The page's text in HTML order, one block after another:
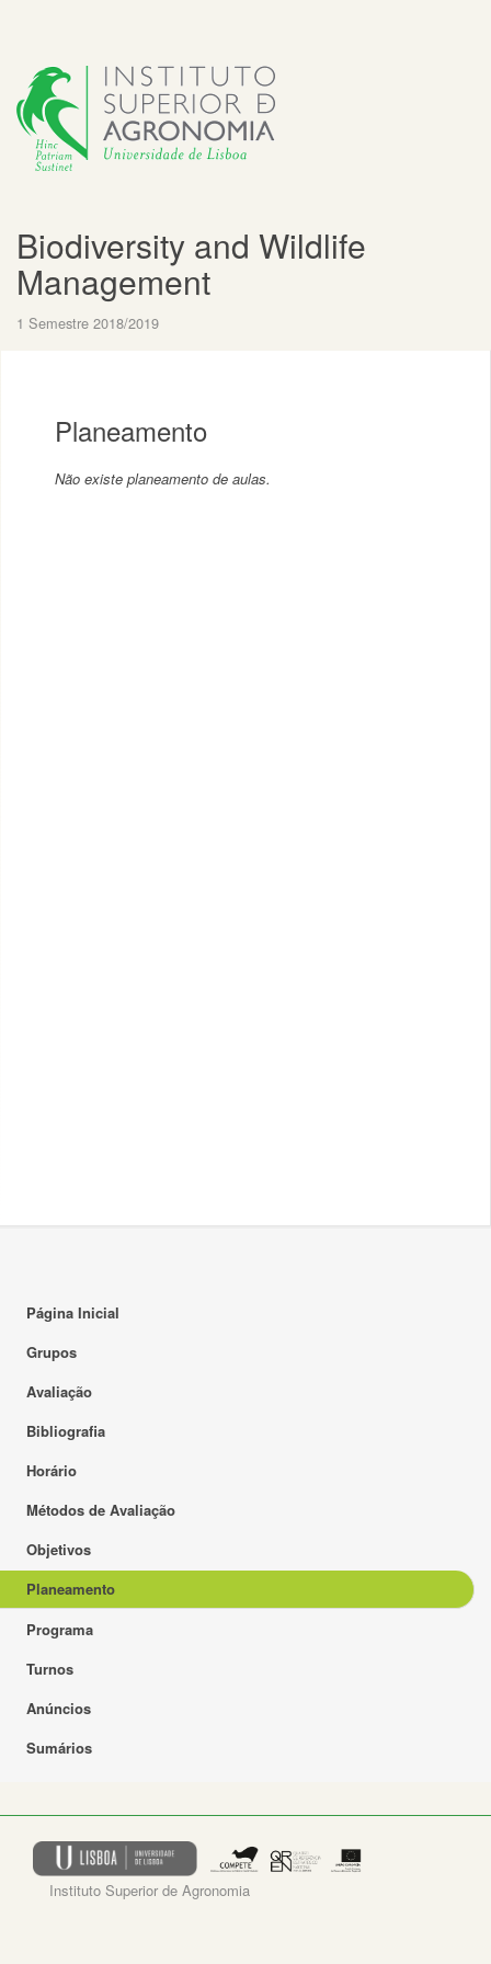
Biodiversity and Wildlife
Management
1 Semestre 2018/2019
Planeamento
Não existe planeamento de aulas.
Página Inicial
Grupos
Avaliação
Bibliografia
Horário
Métodos de Avaliação
Objetivos
Planeamento
Programa
Turnos
Anúncios
Sumários
Instituto Superior de Agronomia